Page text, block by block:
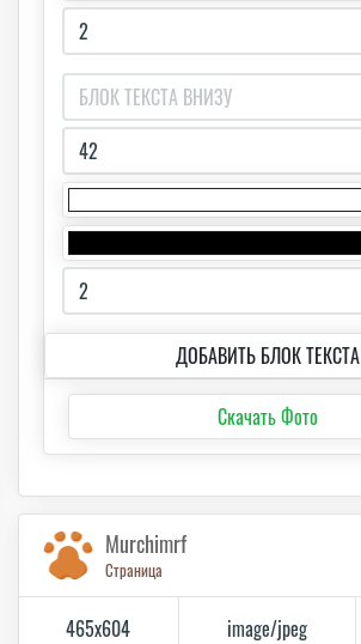
ДОБАВИТЬ БЛОК ТЕКСТА
Скачать Фото
Murchimrf
Страница
465x604
image/jpeg